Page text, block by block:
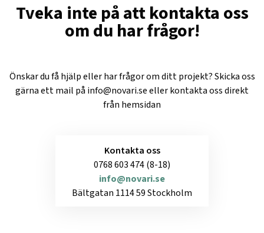
Tveka inte på att kontakta oss
om du har frågor!
Önskar du få hjälp eller har frågor om ditt projekt? Skicka oss
gärna ett mail på info@novari.seeller kontakta oss direkt
från hemsidan
Kontakta oss
0768 603 474 (8-18)
info@novari.se
Bältgatan 1114 59 Stockholm